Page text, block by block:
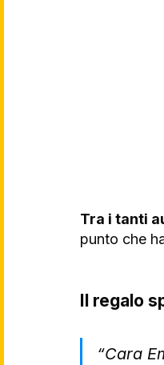
Tra i tanti
punto che
Il regalo
“Cara